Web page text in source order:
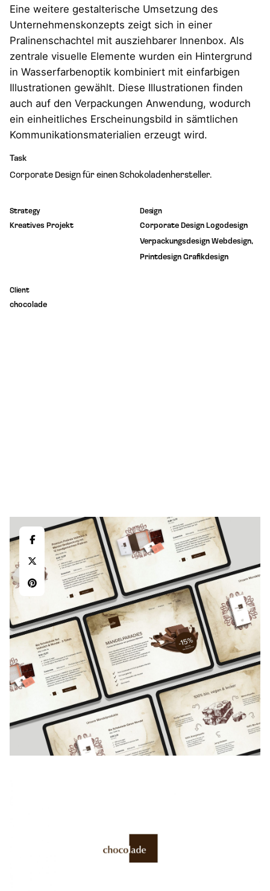
Eine weitere gestalterische Umsetzung des
Unternehmenskonzepts zeigt sich in einer
Pralinenschachtel mit ausziehbarer Innenbox. Als
zentrale visuelle Elemente wurden ein Hintergrund
in Wasserfarbenoptik kombiniert mit einfarbigen
Illustrationen gewählt. Diese Illustrationen finden
auch auf den Verpackungen Anwendung, wodurch
ein einheitliches Erscheinungsbild in sämtlichen
Kommunikationsmaterialien erzeugt wird.
Task
Corporate Design für einen Schokoladenhersteller.
Strategy
Kreatives Projekt
Design
Corporate Design Logodesign
Verpackungsdesign Webdesign,
Printdesign Grafikdesign
Client
chocolade